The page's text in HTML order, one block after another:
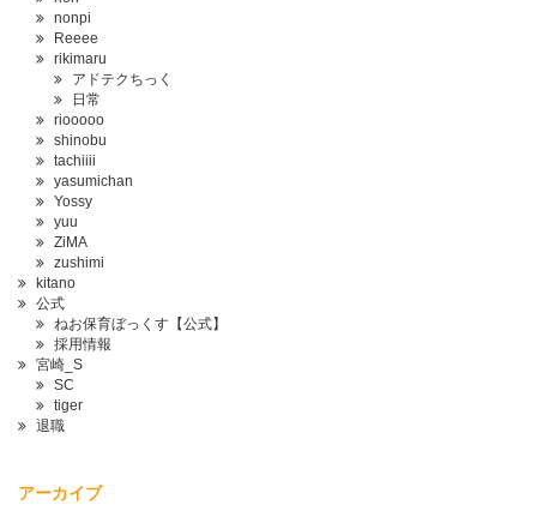
nonpi
Reeee
rikimaru
アドテクちっく
日常
riooooo
shinobu
tachiiii
yasumichan
Yossy
yuu
ZiMA
zushimi
kitano
公式
ねお保育ぼっくす【公式】
採用情報
宮崎_S
SC
tiger
退職
アーカイブ